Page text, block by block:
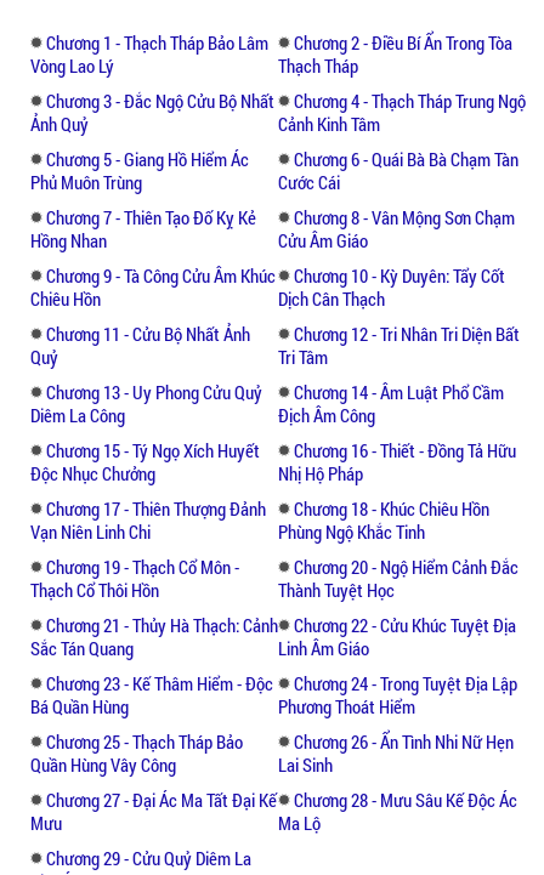
Chương 1 - Thạch Tháp Bảo Lâm
Vòng Lao Lý
Chương 2 - Điều Bí Ẩn Trong Tòa
Thạch Tháp
Chương 3 - Đắc Ngộ Cửu Bộ Nhất
Ảnh Quỷ
Chương 4 - Thạch Tháp Trung Ngộ
Cảnh Kinh Tâm
Chương 5 - Giang Hồ Hiểm Ác
Phủ Muôn Trùng
Chương 6 - Quái Bà Bà Chạm Tàn
Cước Cái
Chương 7 - Thiên Tạo Đố Kỵ Kẻ
Hồng Nhan
Chương 8 - Vân Mộng Sơn Chạm
Cửu Âm Giáo
Chương 9 - Tà Công Cửu Âm Khúc
Chiêu Hồn
Chương 10 - Kỳ Duyên: Tẩy Cốt
Dịch Cân Thạch
Chương 11 - Cửu Bộ Nhất Ảnh
Quỷ
Chương 12 - Tri Nhân Tri Diện Bất
Tri Tâm
Chương 13 - Uy Phong Cửu Quỷ
Diêm La Công
Chương 14 - Âm Luật Phổ Cầm
Địch Âm Công
Chương 15 - Tý Ngọ Xích Huyết
Độc Nhục Chưởng
Chương 16 - Thiết - Đồng Tả Hữu
Nhị Hộ Pháp
Chương 17 - Thiên Thượng Đảnh
Vạn Niên Linh Chi
Chương 18 - Khúc Chiêu Hồn
Phùng Ngộ Khắc Tinh
Chương 19 - Thạch Cổ Môn -
Thạch Cổ Thôi Hồn
Chương 20 - Ngộ Hiểm Cảnh Đắc
Thành Tuyệt Học
Chương 21 - Thủy Hà Thạch: Cảnh
Sắc Tán Quang
Chương 22 - Cửu Khúc Tuyệt Địa
Linh Âm Giáo
Chương 23 - Kế Thâm Hiểm - Độc
Bá Quần Hùng
Chương 24 - Trong Tuyệt Địa Lập
Phương Thoát Hiểm
Chương 25 - Thạch Tháp Bảo
Quần Hùng Vây Công
Chương 26 - Ẩn Tình Nhi Nữ Hẹn
Lai Sinh
Chương 27 - Đại Ác Ma Tất Đại Kế
Mưu
Chương 28 - Mưu Sâu Kế Độc Ác
Ma Lộ
Chương 29 - Cửu Quỷ Diêm La